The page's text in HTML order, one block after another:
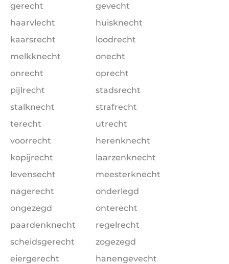
gerecht
gevecht
haarvlecht
huisknecht
kaarsrecht
loodrecht
melkknecht
onecht
onrecht
oprecht
pijlrecht
stadsrecht
stalknecht
strafrecht
terecht
utrecht
voorrecht
herenknecht
kopijrecht
laarzenknecht
levensecht
meesterknecht
nagerecht
onderlegd
ongezegd
onterecht
paardenknecht
regelrecht
scheidsgerecht
zogezegd
eiergerecht
hanengevecht